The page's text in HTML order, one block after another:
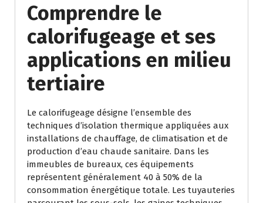
Comprendre le
calorifugeage et ses
applications en milieu
tertiaire
Le calorifugeage désigne l’ensemble des
techniques d’isolation thermique appliquées aux
installations de chauffage, de climatisation et de
production d’eau chaude sanitaire. Dans les
immeubles de bureaux, ces équipements
représentent généralement 40 à 50% de la
consommation énergétique totale. Les tuyauteries